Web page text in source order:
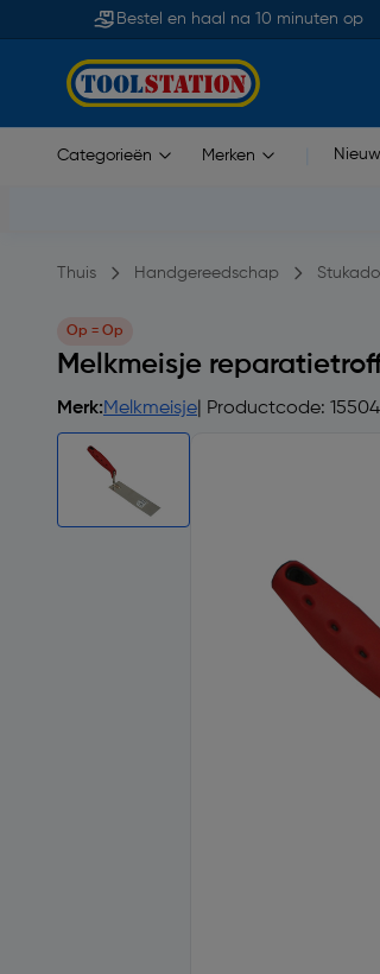
Bestel en haal na 10 minuten op
Categorieën Merken Nieuw
Thuis Handgereedschap
Op = Op
Melkmeisje
Merk:Melkmeisje | Productcode: 15504